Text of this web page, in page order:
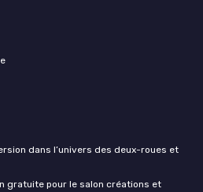
dans l’univers des deux-roues et
gratuite pour le salon créations et